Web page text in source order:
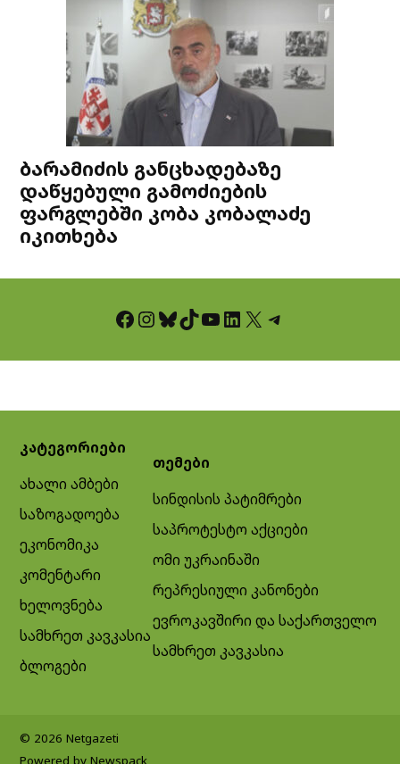
ბარამიძის განცხადებაზე
დაწყებული გამოძიების
ფარგლებში კობა კობალაძე
იკითხება
Facebook InstagramBluesky TikTok YouTube LinkedIn X Telegram
კატეგორიები
ახალი ამბები
საზოგადოება
ეკონომიკა
კომენტარი
ხელოვნება
სამხრეთ კავკასია
ბლოგები
თემები
სინდისის პატიმრები
საპროტესტო აქციები
ომი უკრაინაში
რეპრესიული კანონები
ევროკავშირი და საქართველო
სამხრეთ კავკასია
© 2026 Netgazeti
Powered by Newspack